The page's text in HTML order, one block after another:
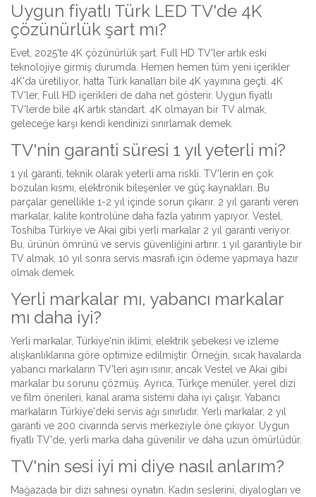
Uygun fiyatlı Türk LED TV'de 4K
çözünürlük şart mı?
Evet, 2025'te 4K çözünürlük şart. Full HD TV'ler artık eski
teknolojiye girmiş durumda. Hemen hemen tüm yeni içerikler
4K'da üretiliyor, hatta Türk kanalları bile 4K yayınına geçti. 4K
TV'ler, Full HD içerikleri de daha net gösterir. Uygun fiyatlı
TV'lerde bile 4K artık standart. 4K olmayan bir TV almak,
geleceğe karşı kendi kendinizi sınırlamak demek.
TV'nin garanti süresi 1 yıl yeterli mi?
1 yıl garanti, teknik olarak yeterli ama riskli. TV'lerin en çok
bozulan kısmı, elektronik bileşenler ve güç kaynakları. Bu
parçalar genellikle 1-2 yıl içinde sorun çıkarır. 2 yıl garanti veren
markalar, kalite kontrolüne daha fazla yatırım yapıyor. Vestel,
Toshiba Türkiye ve Akai gibi yerli markalar 2 yıl garanti veriyor.
Bu, ürünün ömrünü ve servis güvenliğini artırır. 1 yıl garantiyle bir
TV almak, 10 yıl sonra servis masrafı için ödeme yapmaya hazır
olmak demek.
Yerli markalar mı, yabancı markalar
mı daha iyi?
Yerli markalar, Türkiye'nin iklimi, elektrik şebekesi ve izleme
alışkanlıklarına göre optimize edilmiştir. Örneğin, sıcak havalarda
yabancı markaların TV'leri aşırı ısınır, ancak Vestel ve Akai gibi
markalar bu sorunu çözmüş. Ayrıca, Türkçe menüler, yerel dizi
ve film önerileri, kanal arama sistemi daha iyi çalışır. Yabancı
markaların Türkiye'deki servis ağı sınırlıdır. Yerli markalar, 2 yıl
garanti ve 200 civarında servis merkeziyle öne çıkıyor. Uygun
fiyatlı TV'de, yerli marka daha güvenilir ve daha uzun ömürlüdür.
TV'nin sesi iyi mi diye nasıl anlarım?
Mağazada bir dizi sahnesi oynatın. Kadın seslerini, diyalogları ve